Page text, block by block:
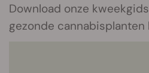
Download onze
gezonde cannabisplanten